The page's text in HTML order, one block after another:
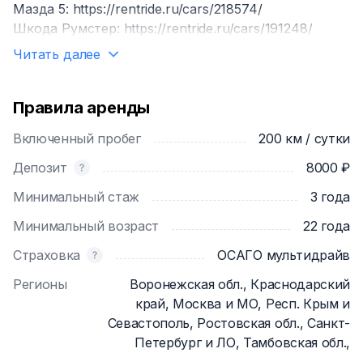
Мазда 5: https://rentride.ru/cars/218574/
Шкода Румстер: https://rentride.ru/cars/191248/
Читать далее
Правила аренды
Включенный пробег
200 км / сутки
Депозит
8000 ₽
Минимальный стаж
3 года
Минимальный возраст
22 года
Страховка
ОСАГО мультидрайв
Регионы
Воронежская обл., Краснодарский
край, Москва и МО, Респ. Крым и
Севастополь, Ростовская обл., Санкт-
Петербург и ЛО, Тамбовская обл.,